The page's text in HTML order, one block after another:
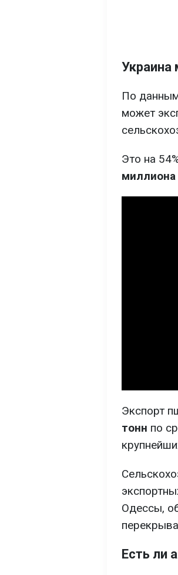
Украина
По
может
Это на
миллиона
Экспорт
тонн по
Одессы,
Есть ли